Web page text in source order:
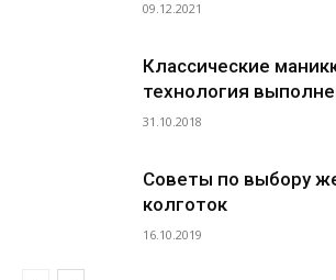
09.12.2021
Классические
технология
31.10.2018
Советы по выбору
колготок
16.10.2019